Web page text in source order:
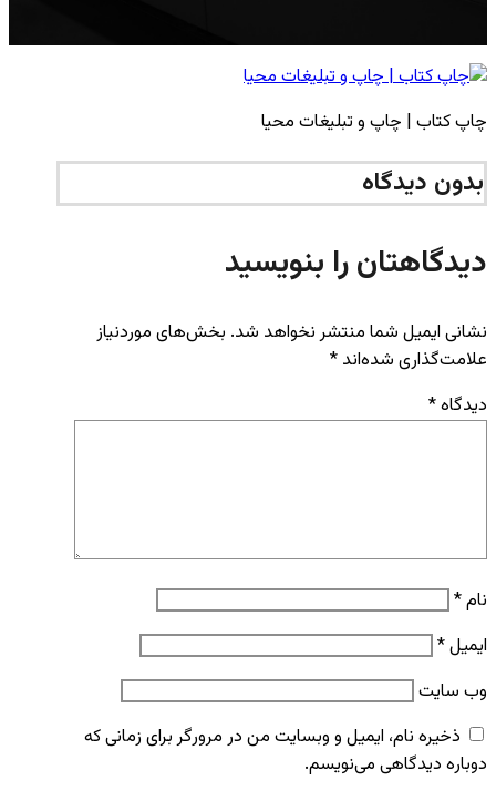
چاپ کتاب | چاپ و تبلیغات محیا
بدون دیدگاه
دیدگاهتان را بنویسید
نشانی ایمیل شما منتشر نخواهد شد. بخش‌های موردنیاز
علامت‌گذاری شده‌اند *
دیدگاه*
نام*
ایمیل*
وب‌ سایت
ذخیره نام، ایمیل و وبسایت من در مرورگر برای زمانی که
دوباره دیدگاهی می‌نویسم.